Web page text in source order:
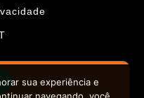
sua experiência e